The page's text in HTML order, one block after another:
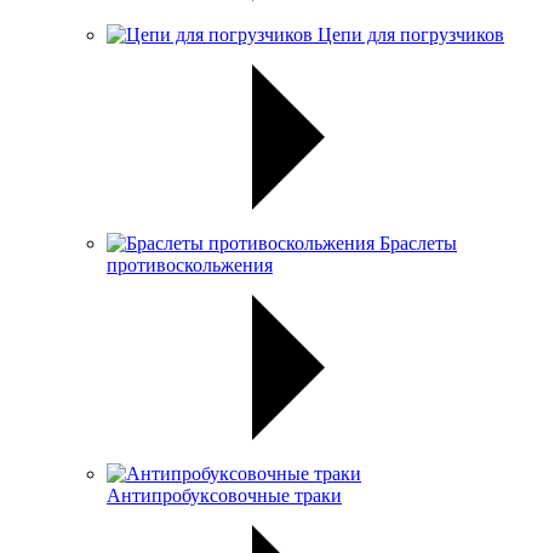
Цепи для погрузчиков
Браслеты
противоскольжения
Антипробуксовочные траки